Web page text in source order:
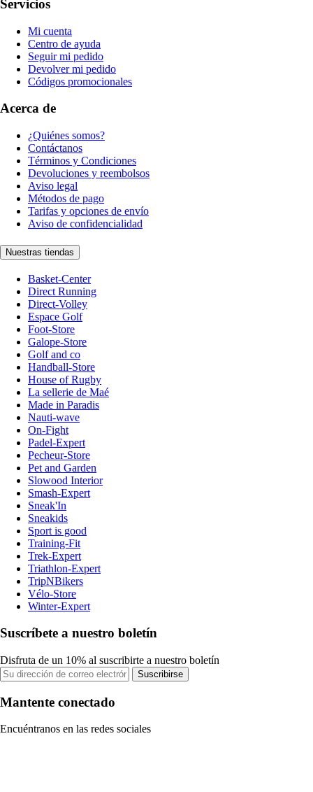
Servicios
Mi cuenta
Centro de ayuda
Seguir mi pedido
Devolver mi pedido
Códigos promocionales
Acerca de
¿Quiénes somos?
Contáctanos
Términos y Condiciones
Devoluciones y reembolsos
Aviso legal
Métodos de pago
Tarifas y opciones de envío
Aviso de confidencialidad
Nuestras tiendas
Basket-Center
Direct Running
Direct-Volley
Espace Golf
Foot-Store
Galope-Store
Golf and co
Handball-Store
House of Rugby
La sellerie de Maé
Made in Paradis
Nauti-wave
On-Fight
Padel-Expert
Pecheur-Store
Pet and Garden
Slowood Interior
Smash-Expert
Sneak'In
Sneakids
Sport is good
Training-Fit
Trek-Expert
Triathlon-Expert
TripNBikers
Vélo-Store
Winter-Expert
Suscríbete a nuestro boletín
Disfruta de un 10% al suscribirte a nuestro boletín
Suscribirse
Mantente conectado
Encuéntranos en las redes sociales